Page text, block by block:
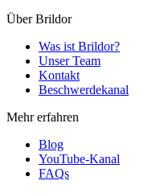
Über Brildor
Was ist Brildor?
Unser Team
Kontakt
Beschwerdekanal
Mehr erfahren
Blog
YouTube-Kanal
FAQs